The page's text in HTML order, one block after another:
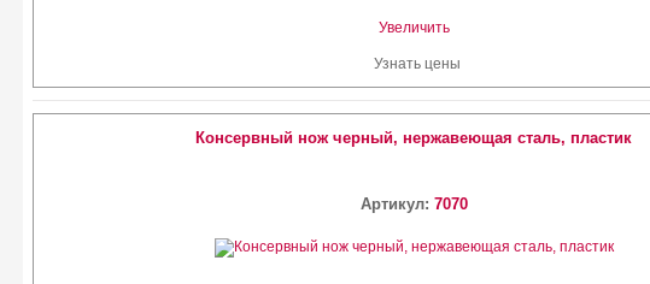
Увеличить
Узнать цены
Консервный нож черный, нержавеющая сталь, пластик
Артикул: 7070